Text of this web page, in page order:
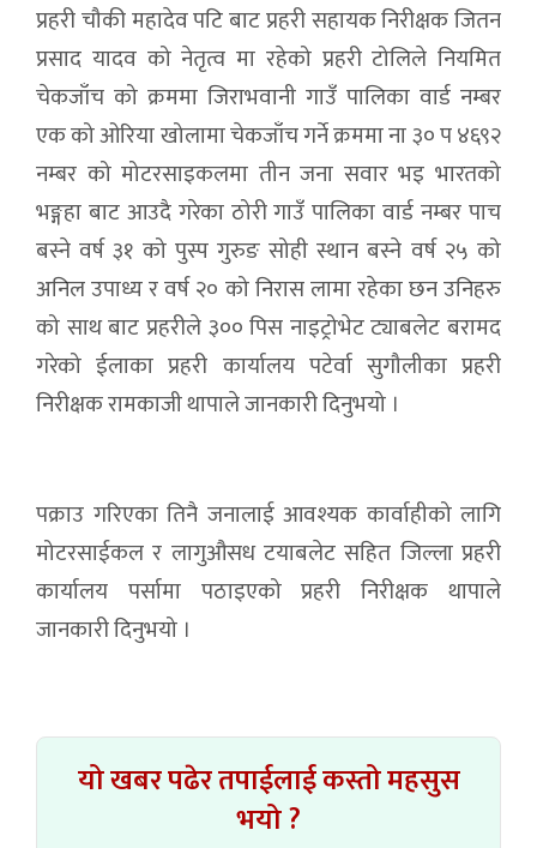
प्रहरी चौकी महादेव पटि बाट प्रहरी सहायक निरीक्षक जितन
प्रसाद यादव को नेतृत्व मा रहेको प्रहरी टोलिले नियमित
चेकजाँच को क्रममा जिराभवानी गाउँ पालिका वार्ड नम्बर
एक को ओरिया खोलामा चेकजाँच गर्ने क्रममा ना ३० प ४६९२
नम्बर को मोटरसाइकलमा तीन जना सवार भइ भारतको
भङ्गहा बाट आउदै गरेका ठोरी गाउँ पालिका वार्ड नम्बर पाच
बस्ने वर्ष ३१ को पुस्प गुरुङ सोही स्थान बस्ने वर्ष २५ को
अनिल उपाध्य र वर्ष २० को निरास लामा रहेका छन उनिहरु
को साथ बाट प्रहरीले ३०० पिस नाइट्रोभेट ट्याबलेट बरामद
गरेको ईलाका प्रहरी कार्यालय पटेर्वा सुगौलीका प्रहरी
निरीक्षक रामकाजी थापाले जानकारी दिनुभयो ।
पक्राउ गरिएका तिनै जनालाई आवश्यक कार्वाहीको लागि
मोटरसाईकल र लागुऔसध टयाबलेट सहित जिल्ला प्रहरी
कार्यालय पर्सामा पठाइएको प्रहरी निरीक्षक थापाले
जानकारी दिनुभयो ।
यो खबर पढेर तपाईलाई कस्तो महसुस
भयो ?